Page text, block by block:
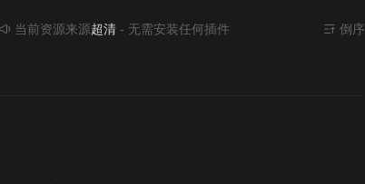
源来源超清- 无需安装任何插件 倒序